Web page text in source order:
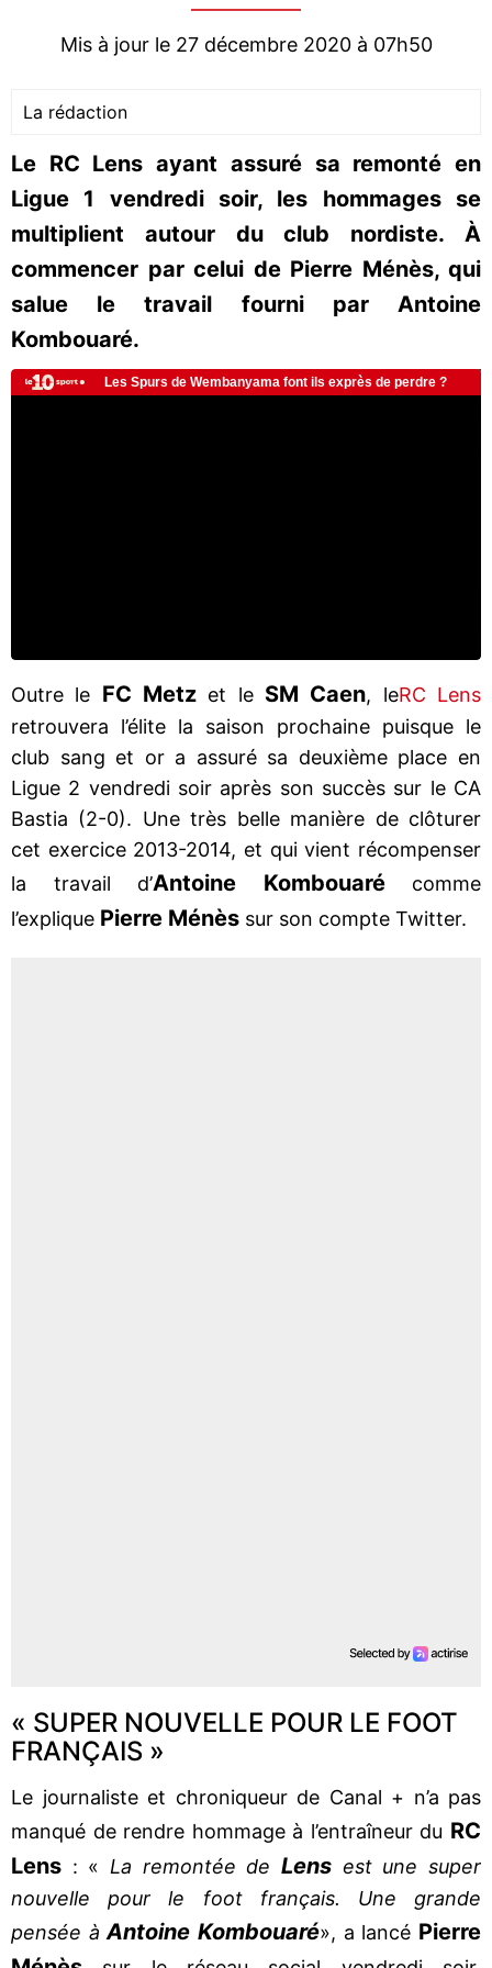
Mis à jour le 27 décembre 2020 à 07h50
La rédaction
Le RC Lens ayant assuré sa remonté en
Ligue 1 vendredi soir, les hommages se
multiplient autour du club nordiste. À
commencer par celui de Pierre Ménès, qui
salue le travail fourni par Antoine
Kombouaré.
Outre le FC Metz et leSM Caen, leRC Lens
retrouvera l’élite la saison prochaine puisque le
club sang et or a assuré sa deuxième place en
Ligue 2 vendredi soir après son succès sur le CA
Bastia (2-0). Une très belle manière de clôturer
cet exercice 2013-2014, et qui vient récompenser
la travail d’Antoine Kombouarécomme
l’explique Pierre Ménès sur son compte Twitter.
« SUPER NOUVELLE POUR LE FOOT
FRANÇAIS »
Le journaliste et chroniqueur de Canal + n’a pas
manqué de rendre hommage à l’entraîneur du RC
Lens : « La remontée de Lens est une super
nouvelle pour le foot français. Une grande
pensée àAntoine Kombouaré», a lancé Pierre